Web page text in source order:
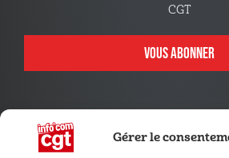
Gérer le
CGT
VOUS ABONNER